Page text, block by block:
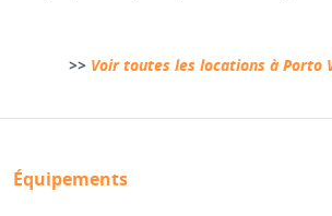
>> Voir toutes les locations à Porto
Équipements